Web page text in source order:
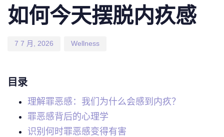
如何今天摆脱内疚感
on:
7 7 月, 2026 Wellness
目录
理解罪恶感：我们为什么会感到内疚？
罪恶感背后的心理学
识别何时罪恶感变得有害